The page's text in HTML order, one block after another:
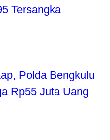
Tersangka
Polda Bengkulu
Rp55 Juta Uang